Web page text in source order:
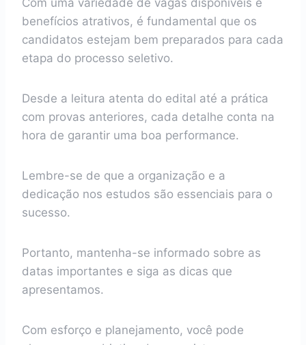
Com uma variedade de vagas disponíveis e
benefícios atrativos, é fundamental que os
candidatos estejam bem preparados para cada
etapa do processo seletivo.
Desde a leitura atenta do edital até a prática
com provas anteriores, cada detalhe conta na
hora de garantir uma boa performance.
Lembre-se de que a organização e a
dedicação nos estudos são essenciais para o
sucesso.
Portanto, mantenha-se informado sobre as
datas importantes e siga as dicas que
apresentamos.
Com esforço e planejamento, você pode